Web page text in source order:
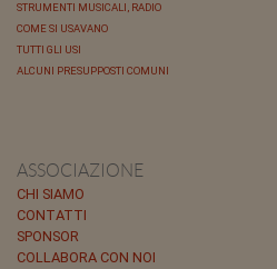
STRUMENTI MUSICALI, RADIO
COME SI USAVANO
TUTTI GLI USI
ALCUNI PRESUPPOSTI COMUNI
ASSOCIAZIONE
CHI SIAMO
CONTATTI
SPONSOR
COLLABORA CON NOI